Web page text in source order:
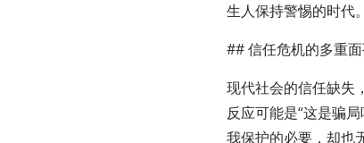
生人保持警惕的时代
## 信任危机的多重
现代社会的信任缺失
反应可能是“这是骗
我保护的必要，却也